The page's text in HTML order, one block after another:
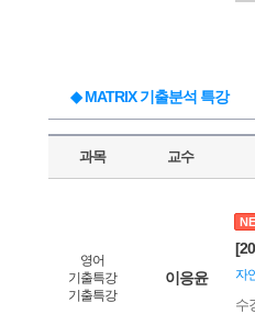
◆ MATRIX 기출분석 특강
과목 교수
영어
기출특강
기출특강
이응윤 자
수